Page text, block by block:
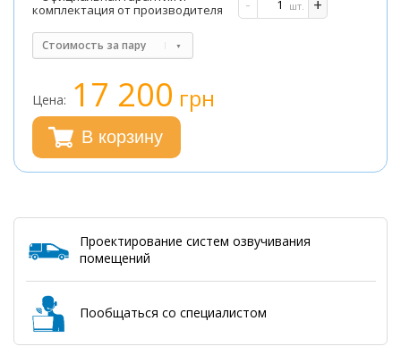
комплектация от производителя
шт.
Стоимость за пару
Цена: 17 200 грн
В корзину
Проектирование систем озвучивания
помещений
Пообщаться со специалистом